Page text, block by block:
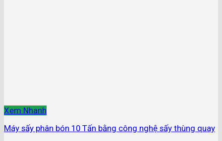
Xem Nhanh
Máy sấy phân bón 10 Tấn bằng công nghệ sấy thùng quay